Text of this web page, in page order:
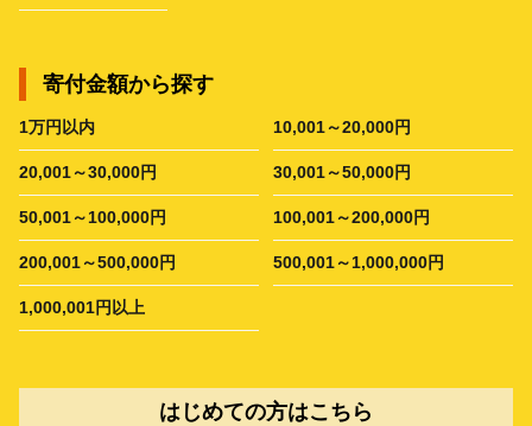
寄付金額から探す
1万円以内 10,001～20,000円
20,001～30,000円 30,001～50,000円
50,001～100,000円 100,001～200,000円
200,001～500,000円 500,001～1,000,000円
1,000,001円以上
はじめての方はこちら